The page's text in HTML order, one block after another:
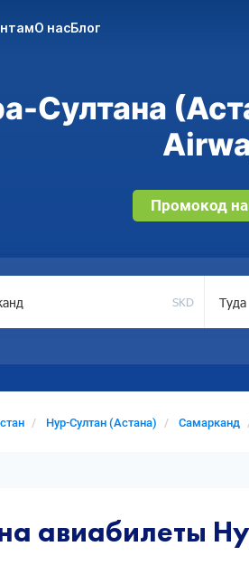
О насБлог
Султана
Промокод
SKD Туда
Нур-Султан (Астана) Самарканд
авиабилеты